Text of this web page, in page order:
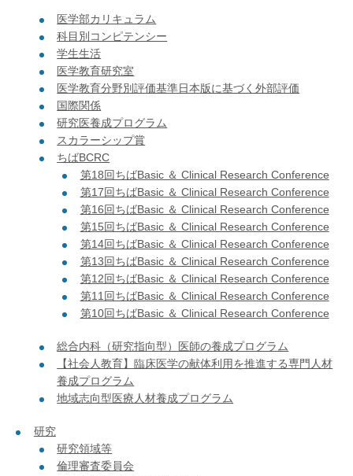
医学部カリキュラム
科目別コンピテンシー
学生生活
医学教育研究室
医学教育分野別評価基準日本版に基づく外部評価
国際関係
研究医養成プログラム
スカラーシップ賞
ちばBCRC
第18回ちばBasic ＆ Clinical Research Conference
第17回ちばBasic ＆ Clinical Research Conference
第16回ちばBasic ＆ Clinical Research Conference
第15回ちばBasic ＆ Clinical Research Conference
第14回ちばBasic ＆ Clinical Research Conference
第13回ちばBasic ＆ Clinical Research Conference
第12回ちばBasic ＆ Clinical Research Conference
第11回ちばBasic ＆ Clinical Research Conference
第10回ちばBasic ＆ Clinical Research Conference
総合内科（研究指向型）医師の養成プログラム
【社会人教育】臨床医学の献体利用を推進する専門人材
養成プログラム
地域志向型医療人材養成プログラム
研究
研究領域等
倫理審査委員会